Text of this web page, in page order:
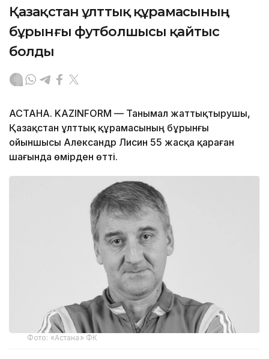
Қазақстан ұлттық құрамасының
бұрынғы футболшысы қайтыс
болды
АСТАНА. KAZINFORM — Танымал жаттықтырушы,
Қазақстан ұлттық құрамасының бұрынғы
ойыншысы Александр Лисин 55 жасқа қараған
шағында өмірден өтті.
Фото: «Астана» ФК